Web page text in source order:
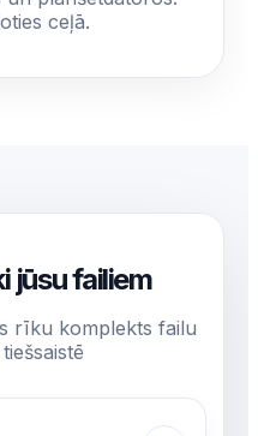
ceļā.
jūsu failiem
rīku komplekts failu